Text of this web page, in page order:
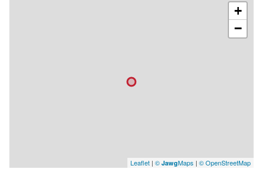
+
−
Leaflet | © JawgMaps | © OpenStreetMap